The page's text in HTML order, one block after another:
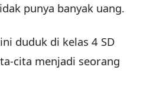
punya banyak uang.
duduk di kelas 4 SD
cita menjadi seorang